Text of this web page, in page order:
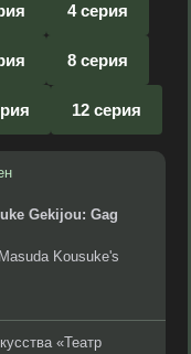
4 серия
8 серия
12 серия
Gekijou: Gag
Kousuke's
«Театр